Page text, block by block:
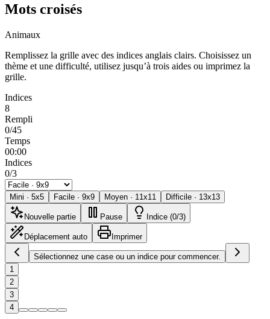
Mots croisés
Animaux
Remplissez la grille avec des indices anglais clairs. Choisissez un
thème et une difficulté, utilisez jusqu’à trois aides ou imprimez la
grille.
Indices
8
Rempli
0/45
Temps
00:00
Indices
0/3
Mini · 5x5 Facile · 9x9 Moyen · 11x11 Difficile · 13x13
Nouvelle partie Pause Indice (0/3)
Déplacement auto Imprimer
Sélectionnez une case ou un indice pour commencer.
1
2
3
4